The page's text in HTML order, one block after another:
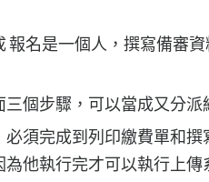
報名是一個人，撰寫備審
三個步驟，可以當成又分派
必須完成到列印繳費單和
為他執行完才可以執行上傳